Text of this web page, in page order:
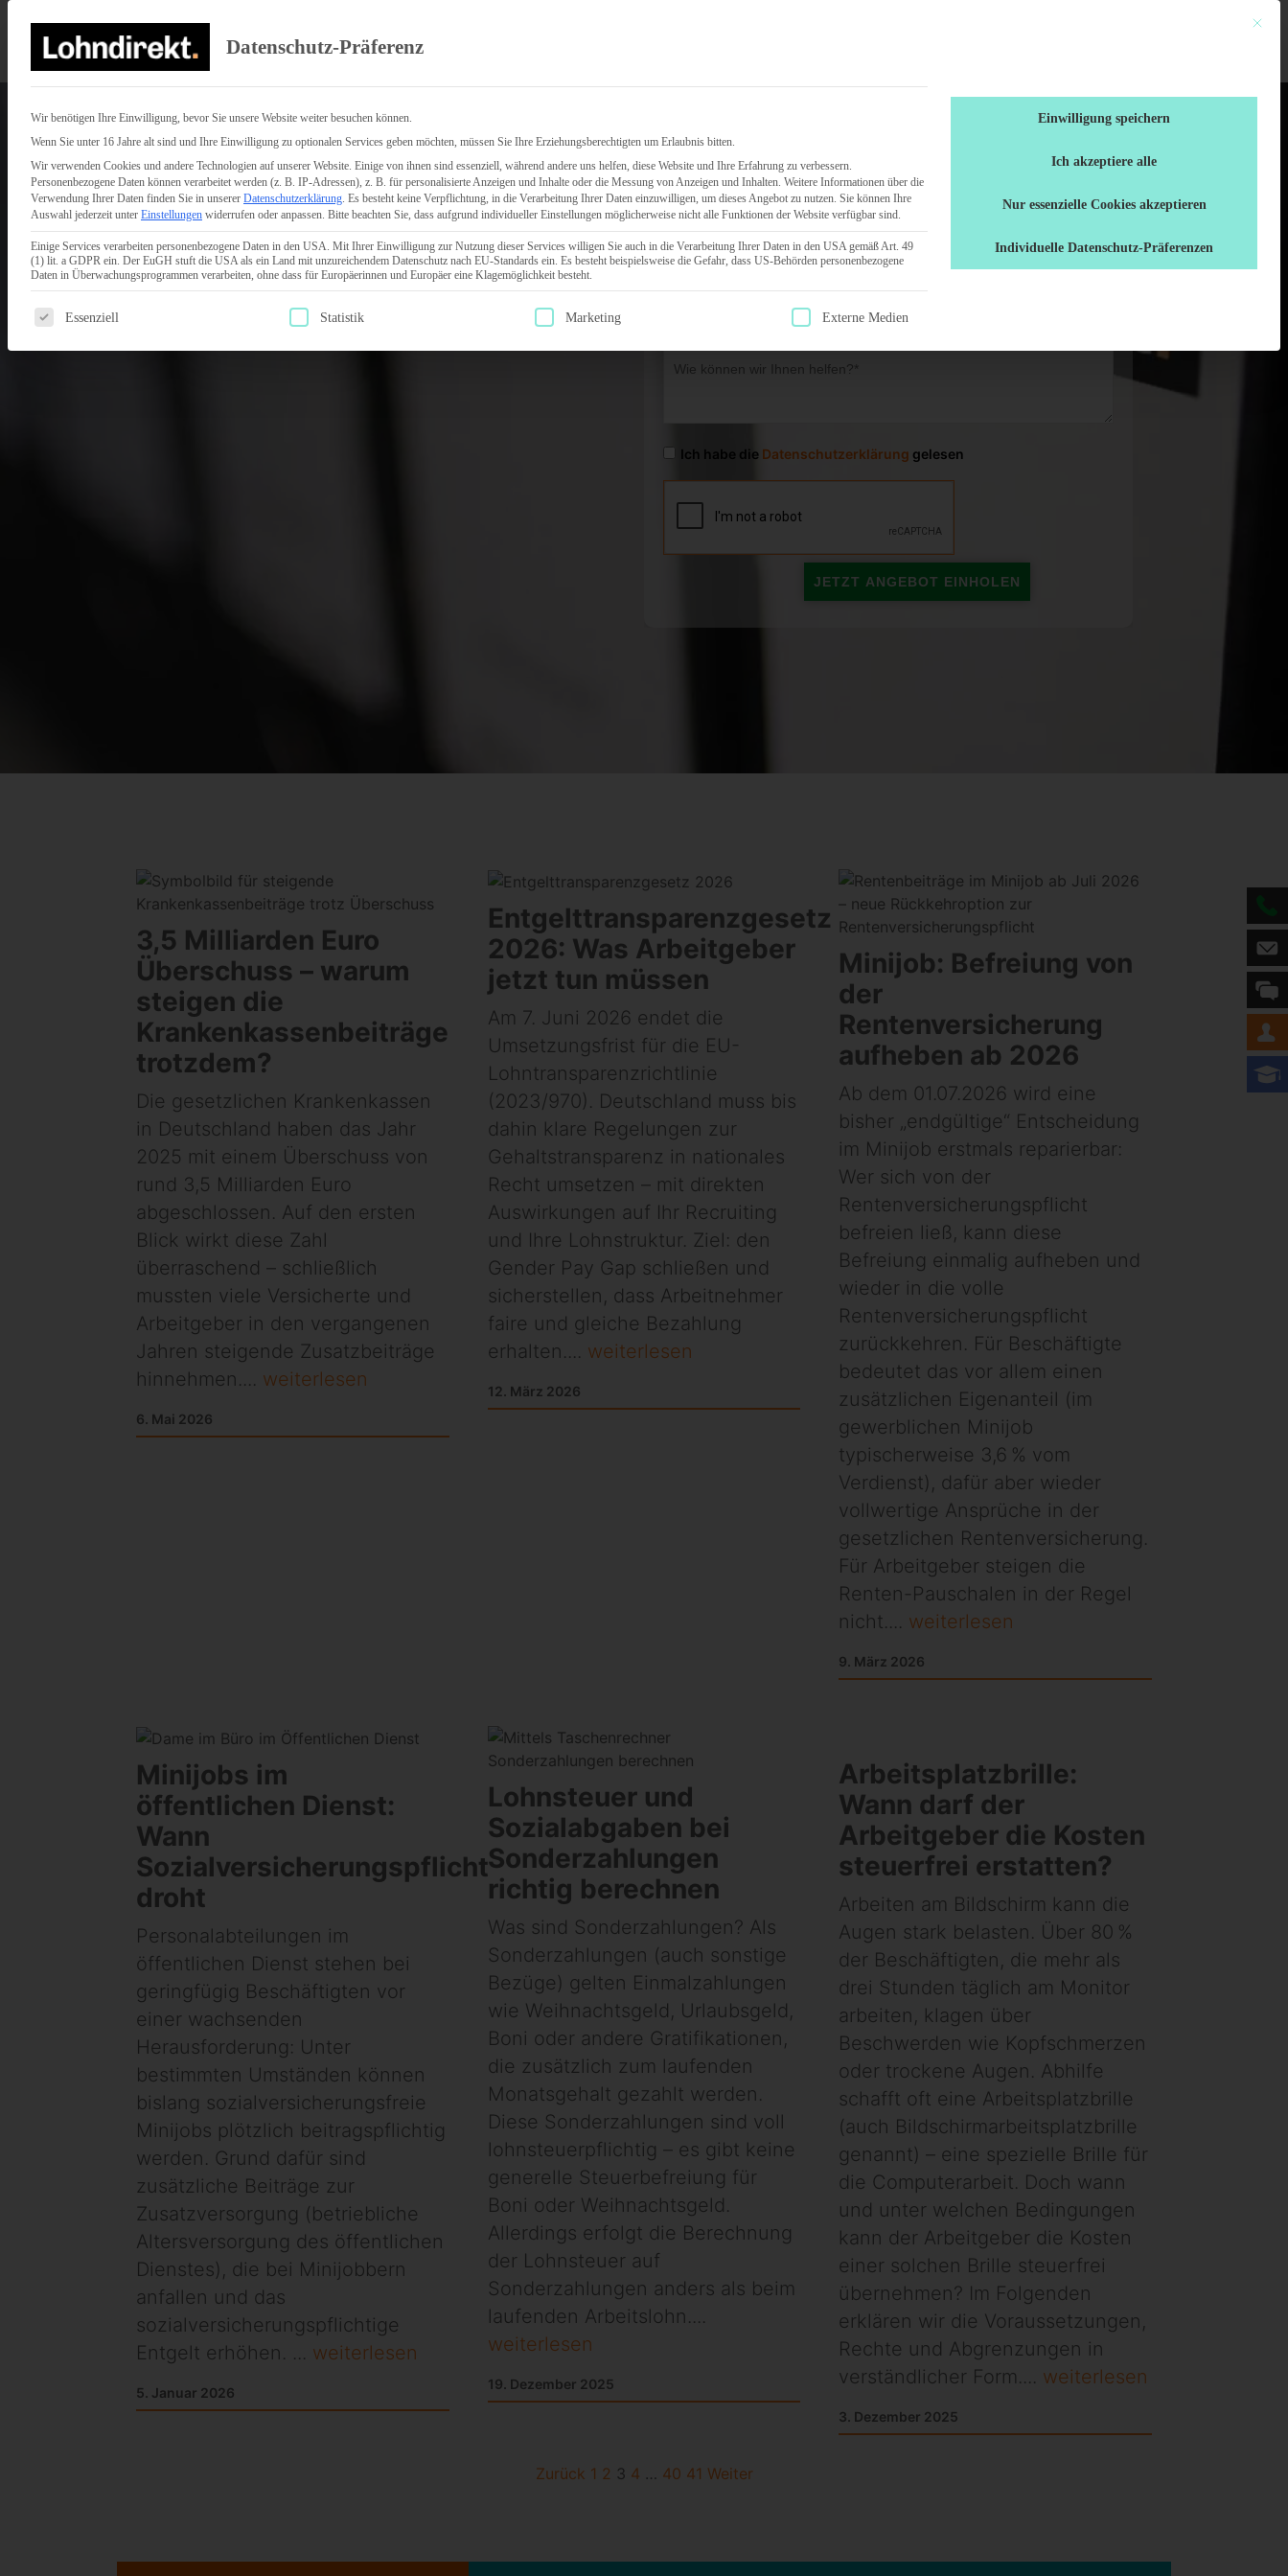
IHR LOHN RATGEBER BEI AKTUELLEN LOHN-THEMEN
Alles über externe
Lohnabrechnungen
ANGEBOT ANFORDERN
Ich habe die Datenschutzerklärung gelesen
3,5 Milliarden Euro
Überschuss – warum
steigen die
Krankenkassenbeiträge
trotzdem?
Die gesetzlichen Krankenkassen
in Deutschland haben das Jahr
2025 mit einem Überschuss von
rund 3,5 Milliarden Euro
abgeschlossen. Auf den ersten
Blick wirkt diese Zahl
überraschend – schließlich
mussten viele Versicherte und
Arbeitgeber in den vergangenen
Jahren steigende Zusatzbeiträge
hinnehmen.... weiterlesen
6. Mai 2026
Entgelttransparenzgesetz
2026: Was Arbeitgeber
jetzt tun müssen
Am 7. Juni 2026 endet die
Umsetzungsfrist für die EU-
Lohntransparenzrichtlinie
(2023/970). Deutschland muss bis
dahin klare Regelungen zur
Gehaltstransparenz in nationales
Recht umsetzen – mit direkten
Auswirkungen auf Ihr Recruiting
und Ihre Lohnstruktur. Ziel: den
Gender Pay Gap schließen und
sicherstellen, dass Arbeitnehmer
faire und gleiche Bezahlung
erhalten.... weiterlesen
12. März 2026
Minijob: Befreiung von
der
Rentenversicherung
aufheben ab 2026
Ab dem 01.07.2026 wird eine
bisher „endgültige“ Entscheidung
im Minijob erstmals reparierbar:
Wer sich von der
Rentenversicherungspflicht
befreien ließ, kann diese
Befreiung einmalig aufheben und
wieder in die volle
Rentenversicherungspflicht
zurückkehren. Für Beschäftigte
bedeutet das vor allem einen
zusätzlichen Eigenanteil (im
gewerblichen Minijob
typischerweise 3,6 % vom
Verdienst), dafür aber wieder
vollwertige Ansprüche in der
gesetzlichen Rentenversicherung.
Für Arbeitgeber steigen die
Renten-Pauschalen in der Regel
nicht.... weiterlesen
9. März 2026
Minijobs im
öffentlichen Dienst:
Wann
Sozialversicherungspflicht
droht
Personalabteilungen im
öffentlichen Dienst stehen bei
geringfügig Beschäftigten vor
einer wachsenden
Herausforderung: Unter
bestimmten Umständen können
bislang sozialversicherungsfreie
Minijobs plötzlich beitragspflichtig
werden. Grund dafür sind
zusätzliche Beiträge zur
Zusatzversorgung (betriebliche
Altersversorgung des öffentlichen
Dienstes), die bei Minijobbern
anfallen und das
sozialversicherungspflichtige
Entgelt erhöhen. ... weiterlesen
5. Januar 2026
Lohnsteuer und
Sozialabgaben bei
Sonderzahlungen
richtig berechnen
Was sind Sonderzahlungen? Als
Sonderzahlungen (auch sonstige
Bezüge) gelten Einmalzahlungen
wie Weihnachtsgeld, Urlaubsgeld,
Boni oder andere Gratifikationen,
die zusätzlich zum laufenden
Monatsgehalt gezahlt werden.
Diese Sonderzahlungen sind voll
lohnsteuerpflichtig – es gibt keine
generelle Steuerbefreiung für
Boni oder Weihnachtsgeld.
Allerdings erfolgt die Berechnung
der Lohnsteuer auf
Sonderzahlungen anders als beim
laufenden Arbeitslohn....
weiterlesen
19. Dezember 2025
Arbeitsplatzbrille:
Wann darf der
Arbeitgeber die Kosten
steuerfrei erstatten?
Arbeiten am Bildschirm kann die
Augen stark belasten. Über 80 %
der Beschäftigten, die mehr als
drei Stunden täglich am Monitor
arbeiten, klagen über
Beschwerden wie Kopfschmerzen
oder trockene Augen. Abhilfe
schafft oft eine Arbeitsplatzbrille
(auch Bildschirmarbeitsplatzbrille
genannt) – eine spezielle Brille für
die Computerarbeit. Doch wann
und unter welchen Bedingungen
kann der Arbeitgeber die Kosten
einer solchen Brille steuerfrei
übernehmen? Im Folgenden
erklären wir die Voraussetzungen,
Rechte und Abgrenzungen in
verständlicher Form.... weiterlesen
3. Dezember 2025
Zurück 1 2 3 4 … 40 41 Weiter
Mit
Datenschutz-Präferenz
Wir benötigen Ihre Einwilligung, bevor Sie unsere Website weiter besuchen können.
Wenn Sie unter 16 Jahre alt sind und Ihre Einwilligung zu optionalen Services geben möchten, müssen Sie Ihre Erziehungsberechtigten um Erlaubnis bitten.
Wir verwenden Cookies und andere Technologien auf unserer Website. Einige von ihnen sind essenziell, während andere uns helfen, diese Website und Ihre Erfahrung zu verbessern.
Personenbezogene Daten können verarbeitet werden (z. B. IP-Adressen), z. B. für personalisierte Anzeigen und Inhalte oder die Messung von Anzeigen und Inhalten. Weitere Informationen über die
Verwendung Ihrer Daten finden Sie in unserer Datenschutzerklärung. Es besteht keine Verpflichtung, in die Verarbeitung Ihrer Daten einzuwilligen, um dieses Angebot zu nutzen. Sie können Ihre
Auswahl jederzeit unter Einstellungen widerrufen oder anpassen. Bitte beachten Sie, dass aufgrund individueller Einstellungen möglicherweise nicht alle Funktionen der Website verfügbar sind.
Einige Services verarbeiten personenbezogene Daten in den USA. Mit Ihrer Einwilligung zur Nutzung dieser Services willigen Sie auch in die Verarbeitung Ihrer Daten in den USA gemäß Art. 49
(1) lit. a GDPR ein. Der EuGH stuft die USA als ein Land mit unzureichendem Datenschutz nach EU-Standards ein. Es besteht beispielsweise die Gefahr, dass US-Behörden personenbezogene
Daten in Überwachungsprogrammen verarbeiten, ohne dass für Europäerinnen und Europäer eine Klagemöglichkeit besteht.
Es folgt eine Liste der Service-Gruppen, für die eine Einwilligung erteilt werden kann. Die erste Service-Gruppe ist essenziell und kann nicht abgewählt werden.
Essenziell Statistik Marketing Externe Medien
Einwilligung speichern
Ich akzeptiere alle
Nur essenzielle Cookies akzeptieren
Individuelle Datenschutz-Präferenzen